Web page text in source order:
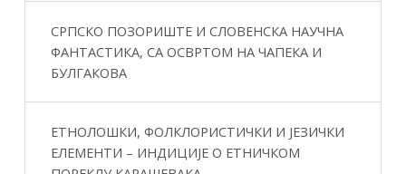
СРПСКО ПОЗОРИШТЕ И СЛОВЕНСКА НАУЧНА
ФАНТАСТИКA, СА ОСВРТОМ НА ЧАПЕКА И
БУЛГАКОВА
ЕТНОЛОШКИ, ФОЛКЛОРИСТИЧКИ И ЈЕЗИЧКИ
ЕЛЕМЕНТИ – ИНДИЦИЈЕ О ЕТНИЧКОМ